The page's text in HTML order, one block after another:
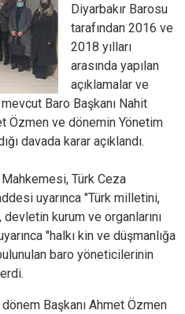
Diyarbakır Barosu
tarafından 2016 ve
2018 yılları
arasında yapılan
açıklamalar ve
Baro Başkanı Nahit
Özmen ve dönemin Yönetim
davada karar açıklandı.
Mahkemesi, Türk Ceza
uyarınca "Türk milletini,
kurum ve organlarını
"halkı kin ve düşmanlığa
baro yöneticilerinin
Başkanı Ahmet Özmen